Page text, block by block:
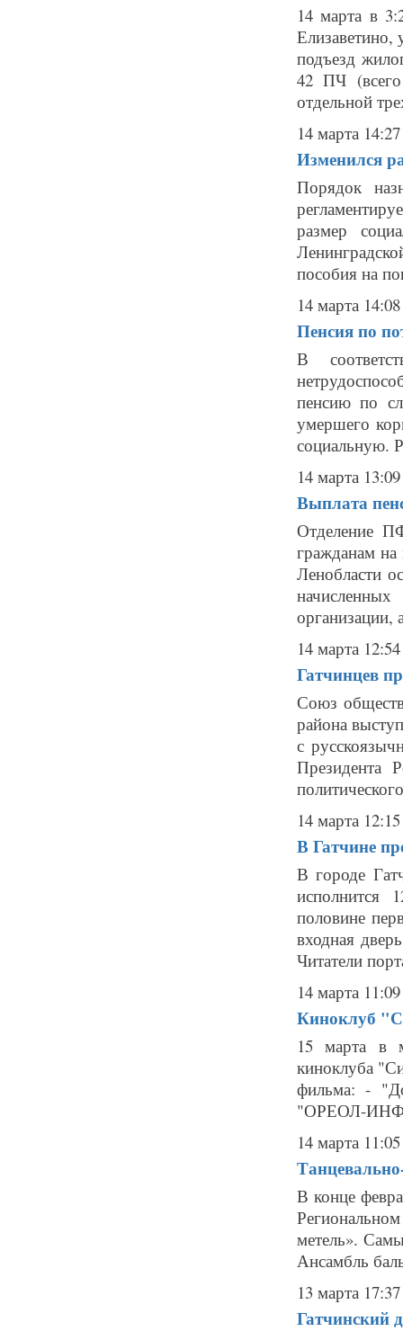
14 марта в
Елизаветино,
подъезд
42 ПЧ
отдельной
14 марта 14:27
Изменился
Порядок
размер
пособия на
14 марта 14:08
Пенсия по
В
пенсию по
умершего
социальную.
14 марта 13:09
Выплата
Отделение
гражданам
Ленобласти
организации,
14 марта 12:54
Гатчинцев
Союз
района
с
Президента
14 марта 12:15
В Гатчине
В городе
исполнится
половине
входная
Читатели
14 марта 11:09
Киноклуб
15 марта в
киноклуба
фильма: -
"ОРЕОЛ-
14 марта 11:05
В конце
метель».
Ансамбль
13 марта 17:37
Гатчинский